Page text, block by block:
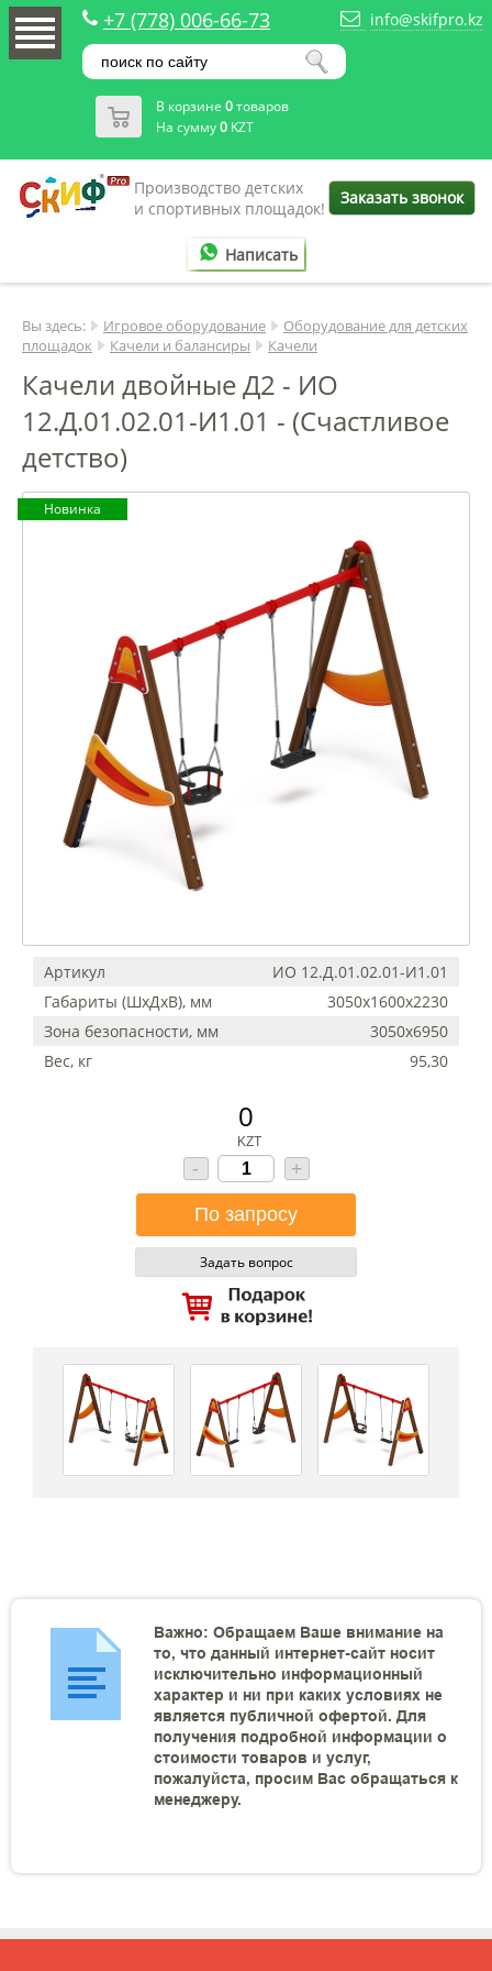
+7 (778) 006-66-73 info@skifpro.kz
В корзине 0товаров
На сумму0 KZT
Производство детских
и спортивных площадок!
Заказать звонок
Написать
Вы здесь: Игровое оборудование
Оборудование для детских
площадок
Качели и балансиры Качели
Качели двойные Д2 - ИО
12.Д.01.02.01-И1.01 - (Счастливое
детство)
Новинка
Артикул
ИО 12.Д.01.02.01-И1.01
Габариты (ШхДхВ), мм
3050x1600x2230
Зона безопасности, мм
3050х6950
Вес, кг
95,30
0
KZT
- +
Задать вопрос
Важно: Обращаем Ваше внимание на
то, что данный интернет-сайт носит
исключительно информационный
характер и ни при каких условиях не
является публичной офертой. Для
получения подробной информации о
стоимости товаров и услуг,
пожалуйста, просим Вас обращаться к
менеджеру.